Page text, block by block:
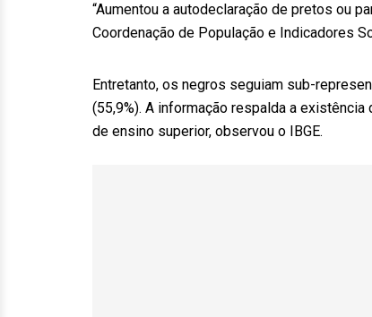
“Aumentou a autodeclaração de pretos ou
Coordenação de População e Indicadores
Entretanto, os negros seguiam sub-
(55,9%). A informação respalda a
de ensino superior, observou o IBGE.